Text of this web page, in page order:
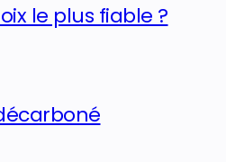
le plus fiable ?